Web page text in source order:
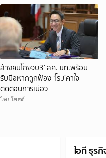
ล้างคนโกงจบ31สค. มท.พร้อม
รับมือหากถูกฟ้อง ‘โรม’คาใจ
ตัดตอนการเมือง
ไทยโพสต์
ไอที ธุรกิ